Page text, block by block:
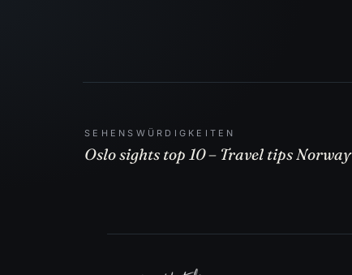
SEHENSWÜRDIGKEITEN
Oslo sights top 10 – Travel tips Norway